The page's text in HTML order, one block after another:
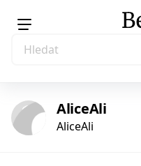
AliceAli
AliceAli